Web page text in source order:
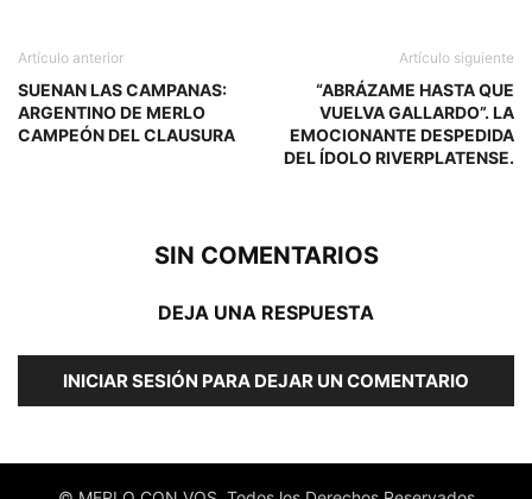
Artículo anterior
SUENAN LAS CAMPANAS:
ARGENTINO DE MERLO
CAMPEÓN DEL CLAUSURA
Artículo siguiente
“ABRÁZAME HASTA QUE
VUELVA GALLARDO”. LA
EMOCIONANTE DESPEDIDA
DEL ÍDOLO RIVERPLATENSE.
SIN COMENTARIOS
DEJA UNA RESPUESTA
INICIAR SESIÓN PARA DEJAR UN COMENTARIO